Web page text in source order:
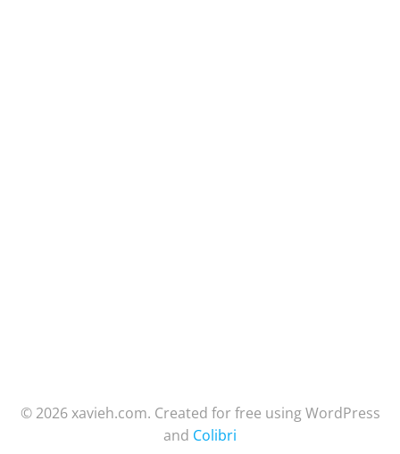
© 2026 xavieh.com. Created for free using WordPress
and Colibri